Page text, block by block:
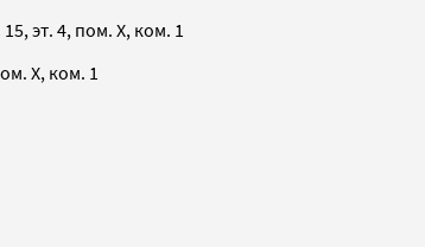
эт. 4, пом. X, ком. 1
X, ком. 1